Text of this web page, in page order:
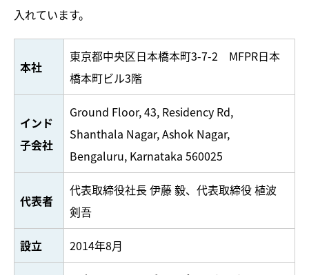
入れています。
本社
東京都中央区日本橋本町3-7-2 MFPR日本
橋本町ビル3階
インド
子会社
Ground Floor, 43, Residency Rd,
Shanthala Nagar, Ashok Nagar,
Bengaluru, Karnataka 560025
代表者
代表取締役社長 伊藤 毅、代表取締役 植波
剣吾
設立 2014年8月